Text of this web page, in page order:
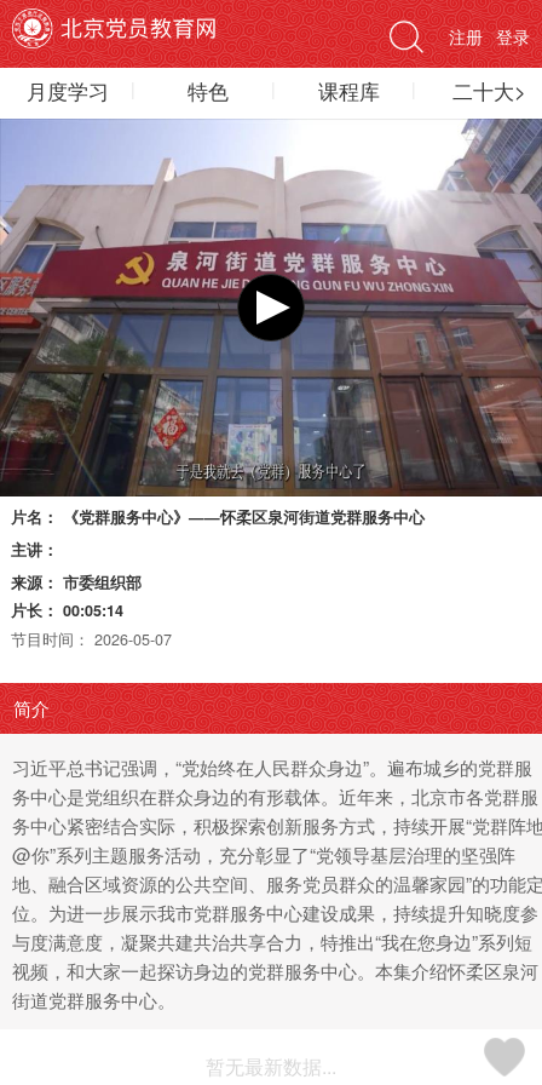
登录
注册
月度学习 特色 课程库 二十大>
片名：
《党群服务中心》——怀柔区泉河街道党群服务中心
主讲：
来源： 市委组织部
片长： 00:05:14
节目时间： 2026-05-07
简介
习近平总书记强调，“党始终在人民群众身边”。遍布城乡的党群服
务中心是党组织在群众身边的有形载体。近年来，北京市各党群服
务中心紧密结合实际，积极探索创新服务方式，持续开展“党群阵
@你”系列主题服务活动，充分彰显了“党领导基层治理的坚强阵
地、融合区域资源的公共空间、服务党员群众的温馨家园”的功能
位。为进一步展示我市党群服务中心建设成果，持续提升知晓度参
与度满意度，凝聚共建共治共享合力，特推出“我在您身边”系列短
视频，和大家一起探访身边的党群服务中心。本集介绍怀柔区泉河
街道党群服务中心。
暂无最新数据...